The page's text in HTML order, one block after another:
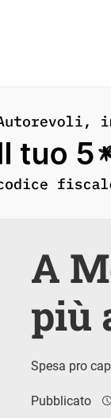
A
più
Spesa pro
Pubblicato